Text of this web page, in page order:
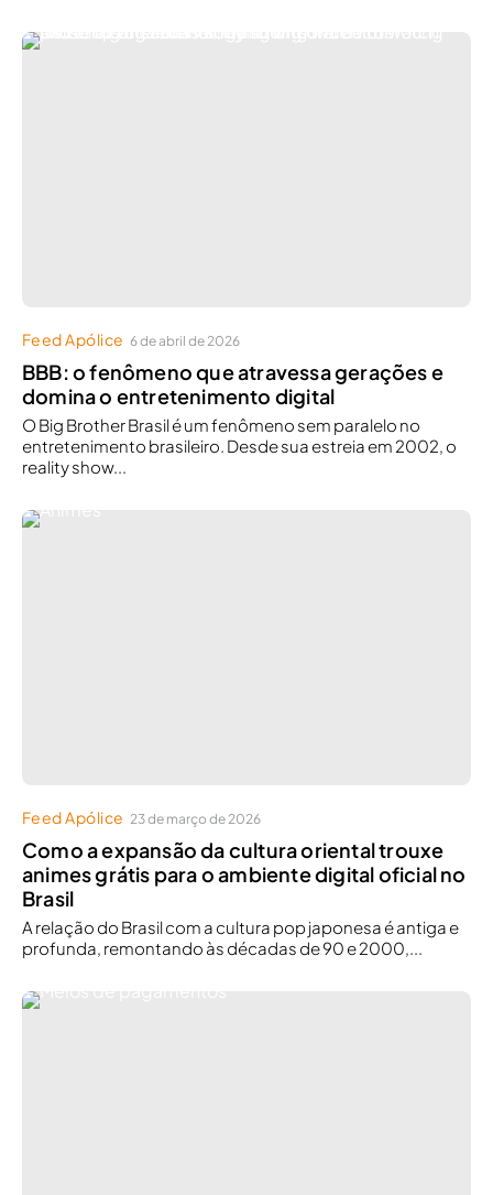
Feed Apólice 6 de abril de 2026
BBB: o fenômeno que atravessa gerações e
domina o entretenimento digital
O Big Brother Brasil é um fenômeno sem paralelo no
entretenimento brasileiro. Desde sua estreia em 2002, o
reality show...
Feed Apólice 23 de março de 2026
Como a expansão da cultura oriental trouxe
animes grátis para o ambiente digital oficial no
Brasil
A relação do Brasil com a cultura pop japonesa é antiga e
profunda, remontando às décadas de 90 e 2000,...